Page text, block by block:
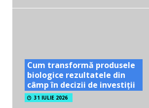
Cum transformă produsele
biologice rezultatele din
câmp în decizii de investiții
31 IULIE 2026